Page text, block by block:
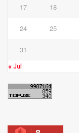
17 18
24 25
31
« Jul